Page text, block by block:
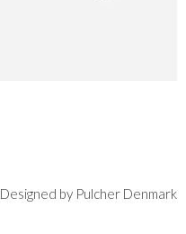
Designed by Pulcher Denmark